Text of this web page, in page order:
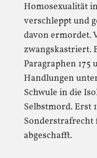
Homosexualität
verschleppt und
davon ermordet.
zwangskastriert.
Paragraphen 175
Handlungen
Schwule in die
Selbstmord. Erst
Sonderstrafrecht
abgeschafft.